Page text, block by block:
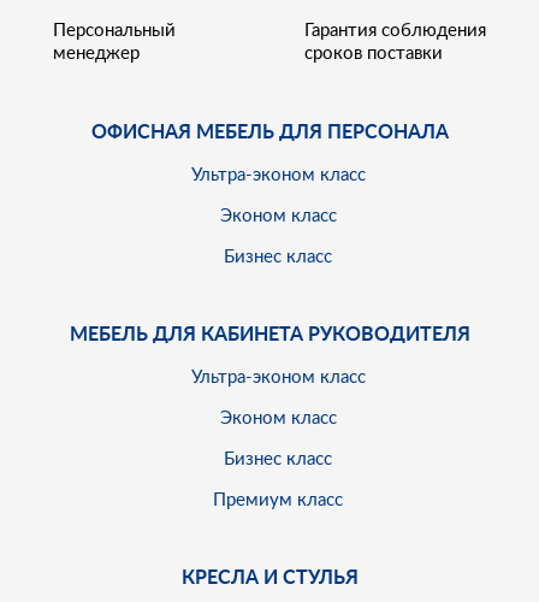
Персональный
менеджер
Гарантия соблюдения
сроков поставки
ОФИСНАЯ МЕБЕЛЬ ДЛЯ ПЕРСОНАЛА
Ультра-эконом класс
Эконом класс
Бизнес класс
МЕБЕЛЬ ДЛЯ КАБИНЕТА РУКОВОДИТЕЛЯ
Ультра-эконом класс
Эконом класс
Бизнес класс
Премиум класс
КРЕСЛА И СТУЛЬЯ